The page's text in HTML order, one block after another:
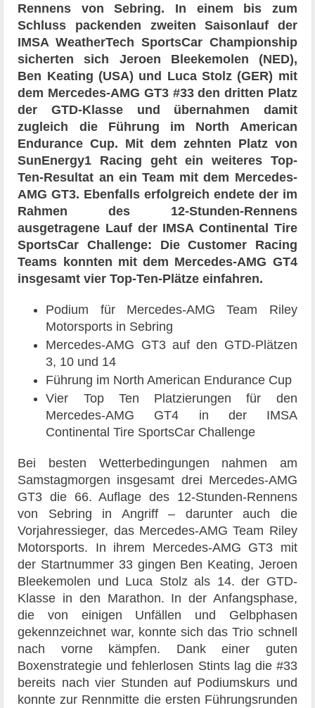
Rennens von Sebring. In einem bis zum
Schluss packenden zweiten Saisonlauf der
IMSA WeatherTech SportsCar Championship
sicherten sich Jeroen Bleekemolen (NED),
Ben Keating (USA) und Luca Stolz (GER) mit
dem Mercedes-AMG GT3 #33 den dritten Platz
der GTD-Klasse und übernahmen damit
zugleich die Führung im North American
Endurance Cup. Mit dem zehnten Platz von
SunEnergy1 Racing geht ein weiteres Top-
Ten-Resultat an ein Team mit dem Mercedes-
AMG GT3. Ebenfalls erfolgreich endete der im
Rahmen des 12-Stunden-Rennens
ausgetragene Lauf der IMSA Continental Tire
SportsCar Challenge: Die Customer Racing
Teams konnten mit dem Mercedes-AMG GT4
insgesamt vier Top-Ten-Plätze einfahren.
Podium für Mercedes-AMG Team Riley
Motorsports in Sebring
Mercedes-AMG GT3 auf den GTD-Plätzen
3, 10 und 14
Führung im North American Endurance Cup
Vier Top Ten Platzierungen für den
Mercedes-AMG GT4 in der IMSA
Continental Tire SportsCar Challenge
Bei besten Wetterbedingungen nahmen am
Samstagmorgen insgesamt drei Mercedes-AMG
GT3 die 66. Auflage des 12-Stunden-Rennens
von Sebring in Angriff – darunter auch die
Vorjahressieger, das Mercedes-AMG Team Riley
Motorsports. In ihrem Mercedes-AMG GT3 mit
der Startnummer 33 gingen Ben Keating, Jeroen
Bleekemolen und Luca Stolz als 14. der GTD-
Klasse in den Marathon. In der Anfangsphase,
die von einigen Unfällen und Gelbphasen
gekennzeichnet war, konnte sich das Trio schnell
nach vorne kämpfen. Dank einer guten
Boxenstrategie und fehlerlosen Stints lag die #33
bereits nach vier Stunden auf Podiumskurs und
konnte zur Rennmitte die ersten Führungsrunden